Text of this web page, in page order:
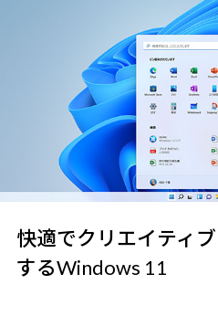
快適でクリエイティ
するWindows 11